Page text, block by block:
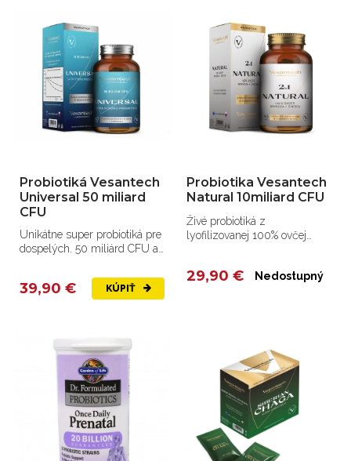
Probiotiká Vesantech
Universal 50 miliard
CFU
Unikátne super probiotiká pre
dospelých. 50 miliárd CFU a
39,90 € KÚPIŤ
Probiotika Vesantech
Natural 10miliard CFU
Živé probiotiká z
lyofilizovanej 100% ovčej
29,90 € Nedostupný